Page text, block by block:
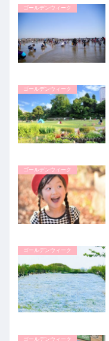
ゴールデンウィーク
ゴールデンウィーク
ゴールデンウィーク
ゴールデンウィーク
ゴールデンウィーク